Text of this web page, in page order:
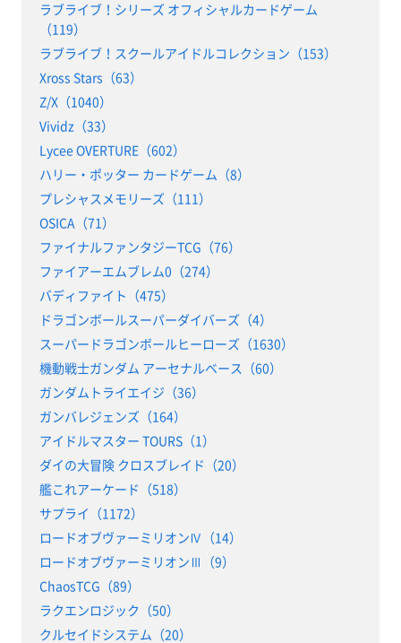
ラブライブ！シリーズ オフィシャルカードゲーム
（119）
ラブライブ！スクールアイドルコレクション（153）
Xross Stars（63）
Z/X（1040）
Vividz（33）
Lycee OVERTURE（602）
ハリー・ポッター カードゲーム（8）
プレシャスメモリーズ（111）
OSICA（71）
ファイナルファンタジーTCG（76）
ファイアーエムブレム0（274）
バディファイト（475）
ドラゴンボールスーパーダイバーズ（4）
スーパードラゴンボールヒーローズ（1630）
機動戦士ガンダム アーセナルベース（60）
ガンダムトライエイジ（36）
ガンバレジェンズ（164）
アイドルマスター TOURS（1）
ダイの大冒険 クロスブレイド（20）
艦これアーケード（518）
サプライ（1172）
ロードオブヴァーミリオンⅣ（14）
ロードオブヴァーミリオンⅢ（9）
ChaosTCG（89）
ラクエンロジック（50）
クルセイドシステム（20）